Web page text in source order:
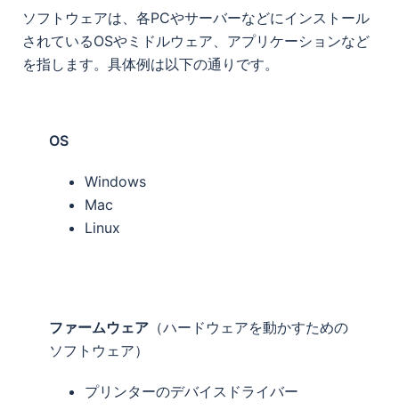
ソフトウェアは、各PCやサーバーなどにインストール
されているOSやミドルウェア、アプリケーションなど
を指します。具体例は以下の通りです。
OS
Windows
Mac
Linux
ファームウェア （ハードウェアを動かすための
ソフトウェア）
プリンターのデバイスドライバー